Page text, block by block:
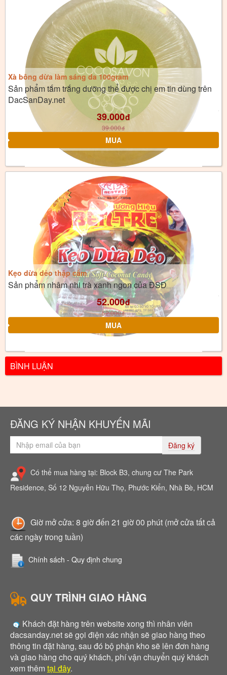
Xà bông dừa làm sáng da 100gram
Sản phẩm tắm trắng dưỡng thể được chị em tin dùng trên
DacSanDay.net
39.000đ
39.000đ
Kẹo dừa dẻo thập cẩm
Sản phẩm nhâm nhi trà xanh ngon của ĐSĐ
52.000đ
52.000đ
BÌNH LUẬN
ĐĂNG KÝ NHẬN KHUYẾN MÃI
Đăng ký
Có thể mua hàng tại: Block B3, chung cư The Park
Residence, Số 12 Nguyễn Hữu Thọ, Phước Kiển, Nhà Bè, HCM
Giờ mở cửa: 8 giờ đến 21 giờ 00 phút (mở cửa tất cả
các ngày trong tuần)
Chính sách - Quy định chung
QUY TRÌNH GIAO HÀNG
Khách đặt hàng trên website xong thì nhân viên
dacsanday.net sẽ gọi điện xác nhận sẽ giao hàng theo
thông tin đặt hàng, sau đó bộ phận kho sẽ lên đơn hàng
và giao hàng cho quý khách, phí vận chuyển quý khách
xem thêm tại đây.